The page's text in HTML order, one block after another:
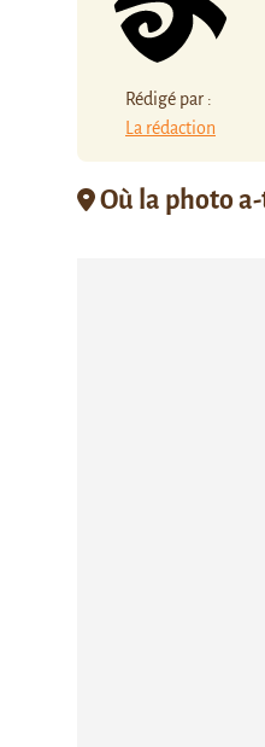
Rédigé par :
La rédaction
Où la photo